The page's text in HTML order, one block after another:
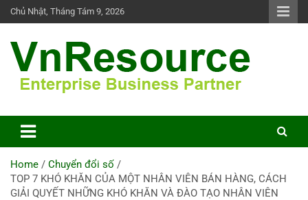
Skip
to
Chủ Nhật, Tháng Tám 9, 2026
VnResource Blog
Home
Chuyển đổi số
TOP 7 KHÓ KHĂN CỦA MỘT NHÂN VIÊN BÁN HÀNG, CÁCH
GIẢI QUYẾT NHỮNG KHÓ KHĂN VÀ ĐÀO TẠO NHÂN VIÊN